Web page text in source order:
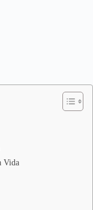
Vida